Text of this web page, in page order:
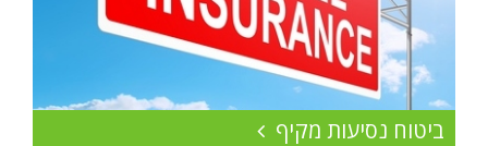
ביטוח נסיעות מקיף